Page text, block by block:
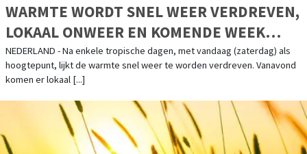
WARMTE WORDT SNEL WEER VERDREVEN,
LOKAAL ONWEER EN KOMENDE WEEK
KOELER
NEDERLAND - Na enkele tropische dagen, met vandaag (zaterdag) als
hoogtepunt, lijkt de warmte snel weer te worden verdreven. Vanavond
komen er lokaal [...]